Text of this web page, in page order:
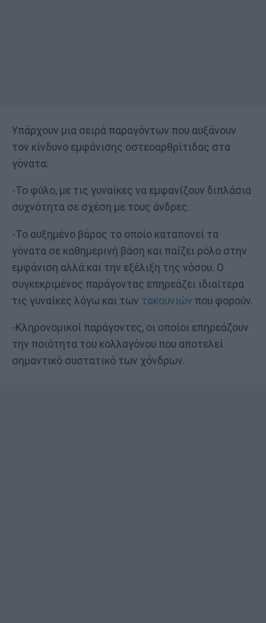
Υπάρχουν μια σειρά παραγόντων που αυξάνουν
τον κίνδυνο εμφάνισης οστεοαρθρίτιδας στα
γόνατα:
-Το φύλο, με τις γυναίκες να εμφανίζουν διπλάσια
συχνότητα σε σχέση με τους άνδρες.
-Το αυξημένο βάρος το οποίο καταπονεί τα
γόνατα σε καθημερινή βάση και παίζει ρόλο στην
εμφάνιση αλλά και την εξέλιξη της νόσου. Ο
συγκεκριμένος παράγοντας επηρεάζει ιδιαίτερα
τις γυναίκες λόγω και των τακουνιών που φορούν.
-Κληρονομικοί παράγοντες, οι οποίοι επηρεάζουν
την ποιότητα του κολλαγόνου που αποτελεί
σημαντικό συστατικό των χόνδρων.